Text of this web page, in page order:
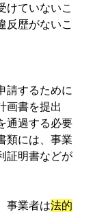
けていないこ
反歴がないこ
請するために
画書を提出
通過する必要
類には、事業
証明書などが
事業者は法的